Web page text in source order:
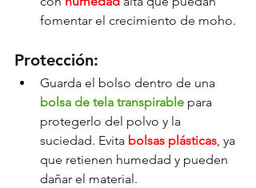
fomentar el crecimiento de moho.
Protección:
Guarda el bolso dentro de una
bolsa de tela transpirable para
protegerlo del polvo y la
suciedad. Evita bolsas plásticas, ya
que retienen humedad y pueden
dañar el material.